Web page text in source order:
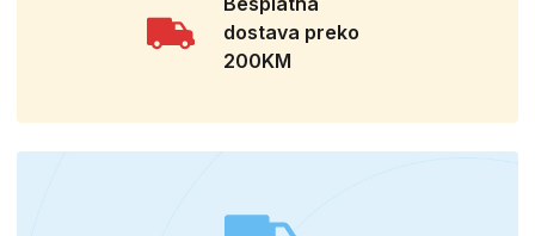
dostava preko
200KM